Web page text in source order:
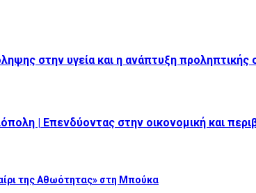
στην υγεία και η ανάπτυξη προληπτικής
| Επενδύοντας στην οικονομική και
της Αθωότητας» στη Μπούκα